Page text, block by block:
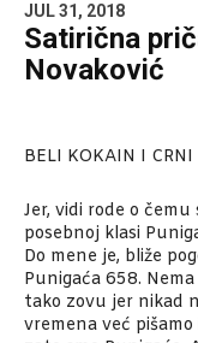
JUL 31, 2018
Satirična
Novaković
BELI KOKAIN I CRNI
Jer, vidi rode o
posebnoj klasi
Do mene je, bliže
Punigaća 658.
tako zovu jer nikad
vremena već